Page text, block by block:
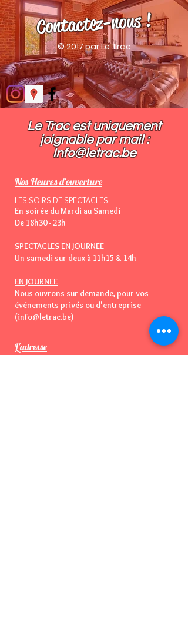
Contactez-nous !
© 2017 par Le Trac
Le Trac est uniquement
joignable par mail :​
info@letrac.be
Nos Heures d'ouverture
LES SOIRS DE SPECTACLES
En soirée du Mardi au Samedi
De 18h30 - 23h
SPECTACLES EN JOURNEE
Un samedi sur deux à 11h15 & 14h
EN JOURNEE
Nous ouvrons sur demande, pour vos
événements privés ou d'entreprise
(info@letrac.be)
L'adresse